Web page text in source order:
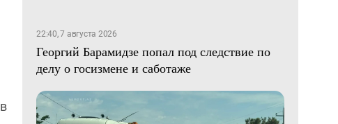
22:40, 7 августа 2026
Георгий Барамидзе попал под следствие по
делу о госизмене и саботаже